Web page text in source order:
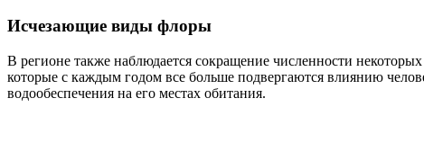
Исчезающие виды флоры
В регионе также наблюдается сокращение численности
которые с каждым годом все больше подвергаются влиянию
водообеспечения на его местах обитания.